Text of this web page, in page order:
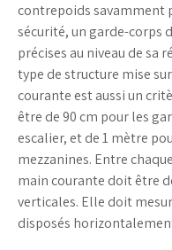
contrepoids savamment
sécurité, un garde-corps
précises au niveau de sa
type de structure mise
courante est aussi un
être de 90 cm pour les
escalier, et de 1 mètre
mezzanines. Entre
main courante doit être
verticales. Elle doit
disposés